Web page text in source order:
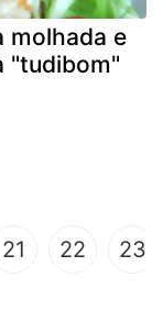
molhada e
"tudibom"
21 22 23